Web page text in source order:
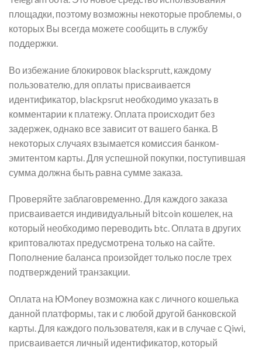
площадки, поэтому возможны некоторые проблемы, о
которых Вы всегда можете сообщить в службу
поддержки.
Во избежание блокировок blacksprutt, каждому
пользователю, для оплаты присваивается
идентификатор, blackpsrut необходимо указать в
комментарии к платежу. Оплата происходит без
задержек, однако все зависит от вашего банка. В
некоторых случаях взымается комиссия банком-
эмитентом карты. Для успешной покупки, поступившая
сумма должна быть равна сумме заказа.
Проверяйте заблаговременно. Для каждого заказа
присваивается индивидуальный bitcoin кошелек, на
который необходимо переводить btc. Оплата в других
криптовалютах предусмотрена только на сайте.
Пополнение баланса произойдет только после трех
подтверждений транзакции.
Оплата на ЮMoney возможна как с личного кошелька
данной платформы, так и с любой другой банковской
карты. Для каждого пользователя, как и в случае с Qiwi,
присваивается личный идентификатор, который